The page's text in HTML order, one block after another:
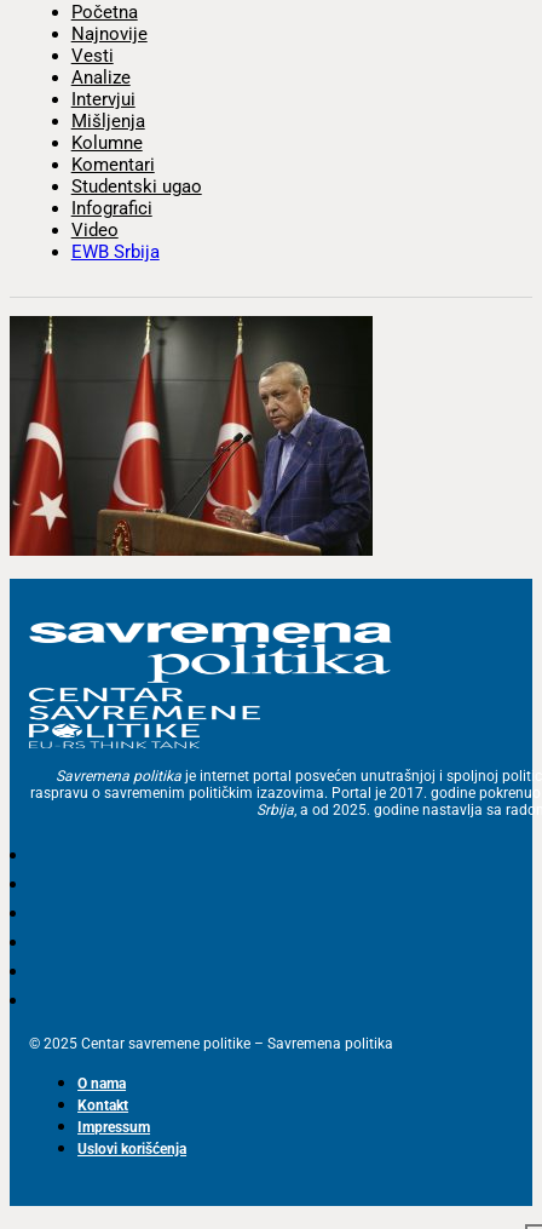
Početna
Najnovije
Vesti
Analize
Intervjui
Mišljenja
Kolumne
Komentari
Studentski ugao
Infografici
Video
EWB Srbija
Savremena politika je internet portal posvećen unutrašnjoj i spoljnoj
raspravu o savremenim političkim izazovima. Portal je 2017. godine
Srbija, a od 2025. godine nastavlja sa
© 2025 Centar savremene politike – Savremena politika
O nama
Kontakt
Impressum
Uslovi korišćenja